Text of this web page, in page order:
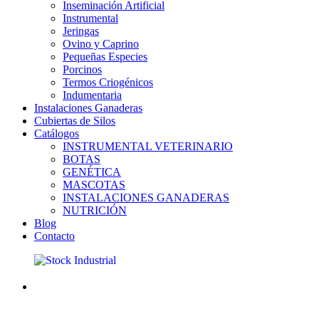
Inseminación Artificial
Instrumental
Jeringas
Ovino y Caprino
Pequeñas Especies
Porcinos
Termos Criogénicos
Indumentaria
Instalaciones Ganaderas
Cubiertas de Silos
Catálogos
INSTRUMENTAL VETERINARIO
BOTAS
GENÉTICA
MASCOTAS
INSTALACIONES GANADERAS
NUTRICIÓN
Blog
Contacto